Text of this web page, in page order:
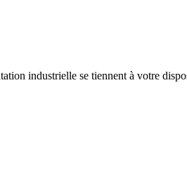
industrielle se tiennent à votre